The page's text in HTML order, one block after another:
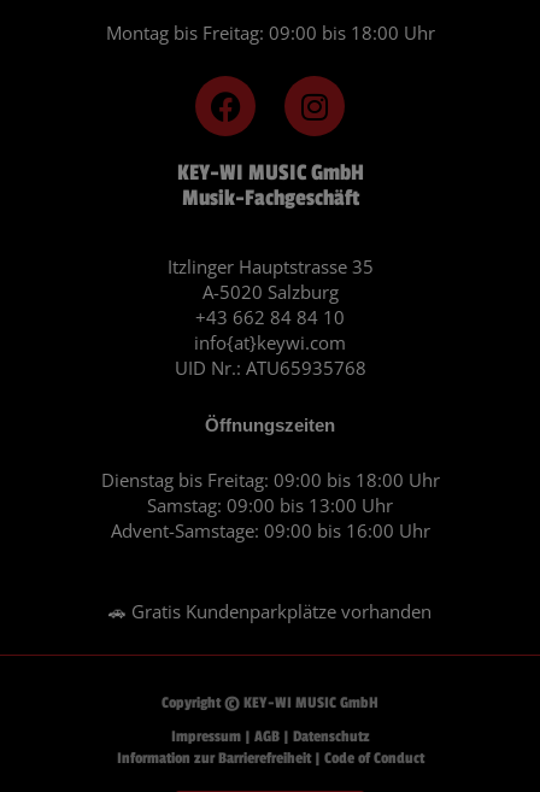
KEY-WI MUSIC GmbH
Musik-Fachgeschäft
Itzlinger Hauptstrasse 35
A-5020 Salzburg
+43 662 84 84 10
info{at}keywi.com
UID Nr.: ATU65935768
Öffnungszeiten
Dienstag bis Freitag: 09:00 bis 18:00 Uhr
Samstag: 09:00 bis 13:00 Uhr
Advent-Samstage: 09:00 bis 16:00 Uhr
🚗 Gratis Kundenparkplätze vorhanden
F
a
c
e
b
o
k
I
n
s
t
a
r
a
m
Montag bis Freitag: 09:00 bis 18:00 Uhr
Copyright © KEY-WI MUSIC GmbH
Impressum| AGB| Datenschutz
Information zur Barrierefreiheit| Code of Conduct